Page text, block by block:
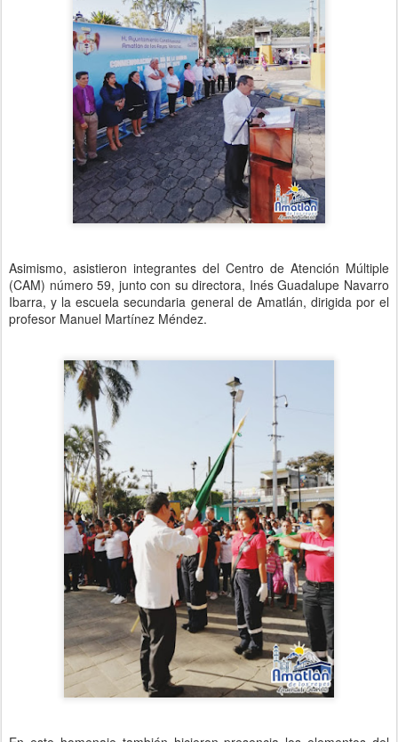
Asimismo, asistieron integrantes del Centro de Atención Múltiple
(CAM) número 59, junto con su directora, Inés Guadalupe Navarro
Ibarra, y la escuela secundaria general de Amatlán, dirigida por el
profesor Manuel Martínez Méndez.